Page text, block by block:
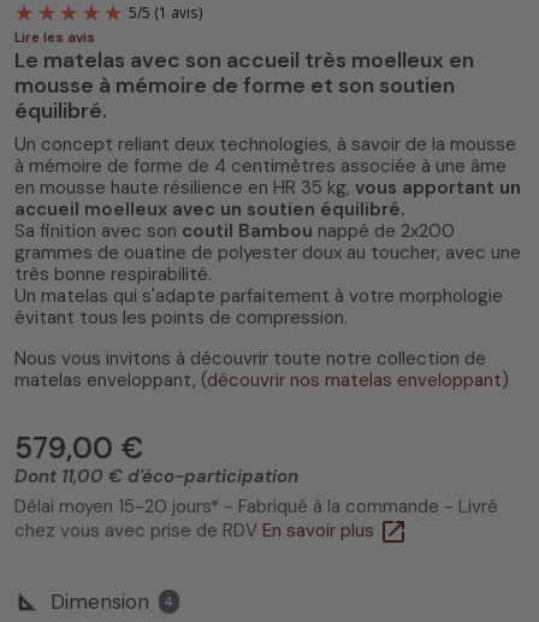
5/ 5(1 avis)
Lire les avis
Le matelas avec son accueil très moelleux en
mousse à mémoire de forme et son soutien
équilibré.
Un concept reliant deux technologies, à savoir de la mousse
à mémoire de forme de 4 centimètres associée à une âme
en mousse haute résilience en HR 35 kg, vous apportant un
accueil moelleux avec un soutien équilibré.
Sa finition avec son coutil Bambou nappé de 2x200
grammes de ouatine de polyester doux au toucher, avec une
très bonne respirabilité.
Un matelas qui s'adapte parfaitement à votre morphologie
évitant tous les points de compression.
Nous vous invitons à découvrir toute notre collection de
matelas enveloppant, (découvrir nos matelas enveloppant)
579,00 €
Dont 11,00 € d'éco-participation
Délai moyen 15-20 jours* - Fabriqué à la commande - Livré
chez vous avec prise de RDV En savoir plus open_in_new
square_foot Dimension 4